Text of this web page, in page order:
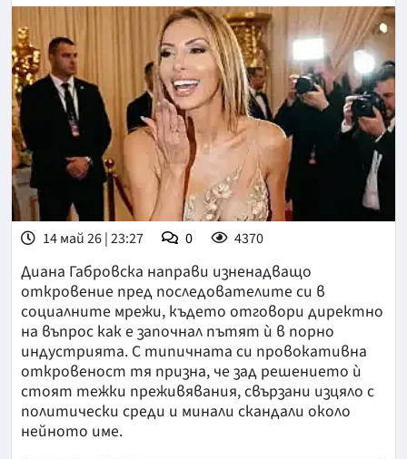
14 май 26 | 23:27 0 4370
Диана Габровска направи изненадващо
откровение пред последователите си в
социалните мрежи, където отговори директно
на въпрос как е започнал пътят ѝ в порно
индустрията. С типичната си провокативна
откровеност тя призна, че зад решението ѝ
стоят тежки преживявания, свързани изцяло с
политически среди и минали скандали около
нейното име.